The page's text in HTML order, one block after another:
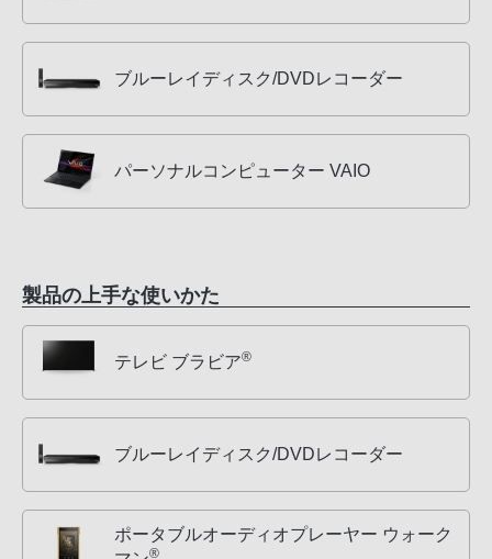
ブルーレイディスク/DVDレコーダー
パーソナルコンピューター VAIO
製品の上手な使いかた
テレビ ブラビア®
ブルーレイディスク/DVDレコーダー
ポータブルオーディオプレーヤー ウォーク
®